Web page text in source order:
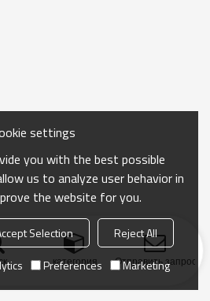
категория Отправить запрос
settings
you with the best possible
us to analyze user behavior in
the website for you.
Selection
Reject All
Preferences Marketing